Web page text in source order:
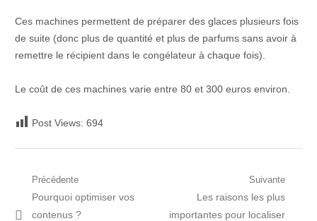
Ces machines permettent de préparer des glaces plusieurs fois
de suite (donc plus de quantité et plus de parfums sans avoir à
remettre le récipient dans le congélateur à chaque fois).
Le coût de ces machines varie entre 80 et 300 euros environ.
Post Views: 694
Navigation
de
Précédente
Post
précédent:
Pourquoi optimiser vos
contenus ?
Suivante
Prochain
article:
Les raisons les plus
importantes pour localiser